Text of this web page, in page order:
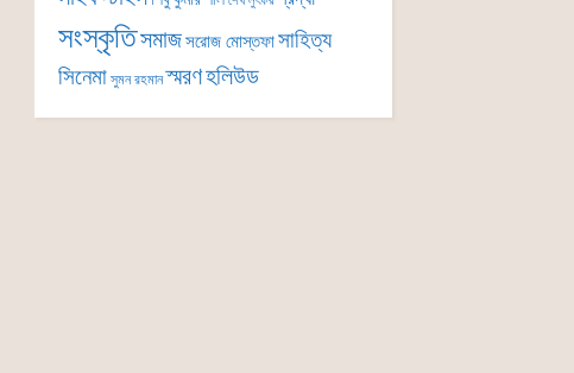
সংস্কৃতিসমাজসরোজ মোস্তফাসাহিত্য
সিনেমা সুমন রহমান স্মরণহলিউড